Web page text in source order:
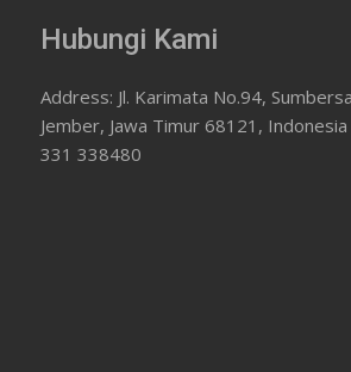
Hubungi Kami
Address: Jl. Karimata No.94,
Jember, Jawa Timur 68121,
331 338480